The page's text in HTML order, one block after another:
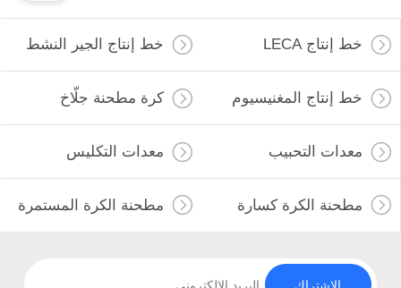
خط إنتاج LECA خط إنتاج الجير النشط
خط إنتاج المغنيسيوم كرة مطحنة جلّاخ
معدات التحبيب معدات التكليس
مطحنة الكرة كسارة مطحنة الكرة المستمرة
الاشتراك